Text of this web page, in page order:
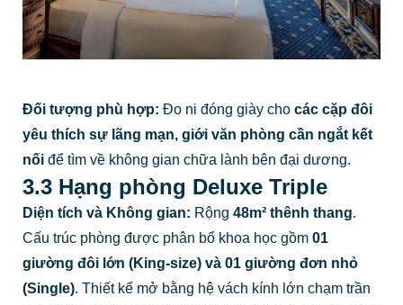
Đối tượng phù hợp: Đo ni đóng giày cho các cặp đôi
yêu thích sự lãng mạn, giới văn phòng cần ngắt kết
nốiđể tìm về không gian chữa lành bên đại dương.
3.3 Hạng phòng Deluxe Triple
Diện tích và Không gian: Rộng 48m² thênh thang.
Cấu trúc phòng được phân bổ khoa học gồm 01
giường đôi lớn (King-size) và 01 giường đơn nhỏ
(Single). Thiết kế mở bằng hệ vách kính lớn chạm trần